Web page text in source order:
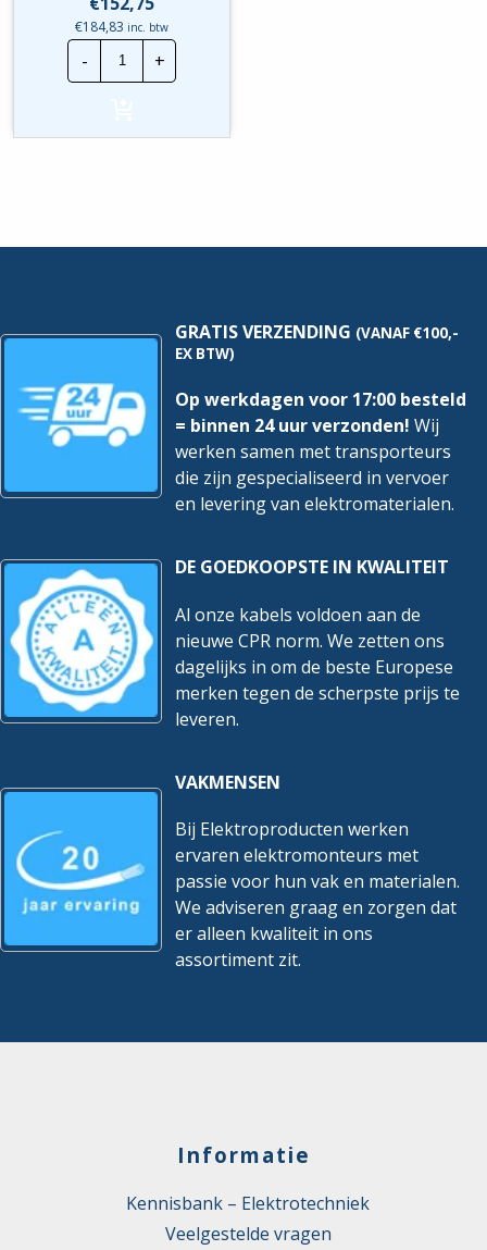
€184,83 inc. btw
-
Wavin
Kabelbuis
|
incl.
+
GRATIS VERZENDING (VANAF €100,-
EX BTW)
Op werkdagen voor 17:00 besteld
= binnen 24 uur verzonden! Wij
werken samen met transporteurs
die zijn gespecialiseerd in vervoer
en levering van elektromaterialen.
DE GOEDKOOPSTE IN KWALITEIT
Al onze kabels voldoen aan de
nieuwe CPR norm. We zetten ons
dagelijks in om de beste Europese
merken tegen de scherpste prijs te
leveren.
VAKMENSEN
Bij Elektroproducten werken
ervaren elektromonteurs met
passie voor hun vak en materialen.
We adviseren graag en zorgen dat
er alleen kwaliteit in ons
assortiment zit.
Informatie
Kennisbank – Elektrotechniek
Veelgestelde vragen